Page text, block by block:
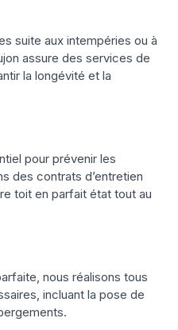
suite aux intempéries ou à
assure des services de
la longévité et la
pour prévenir les
des contrats d’entretien
toit en parfait état tout au
nous réalisons tous
incluant la pose de